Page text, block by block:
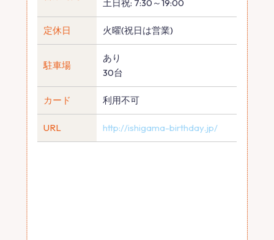
土日祝: 7:30～19:00
定休日 火曜(祝日は営業)
駐車場
あり
30台
カード 利用不可
URL http://ishigama-birthday.jp/